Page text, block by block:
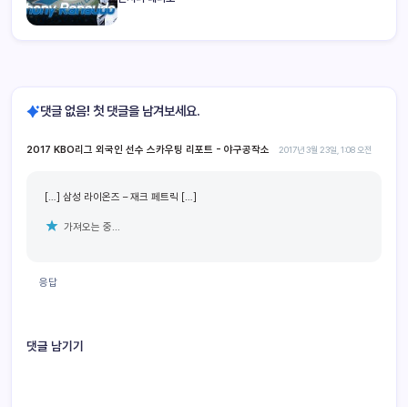
댓글 없음! 첫 댓글을 남겨보세요.
2017 KBO리그 외국인 선수 스카우팅 리포트 - 야구공작소 2017년 3월 23일, 1:08 오전
[…] 삼성 라이온즈 – 재크 페트릭 […]
가져오는 중...
응답
댓글 남기기